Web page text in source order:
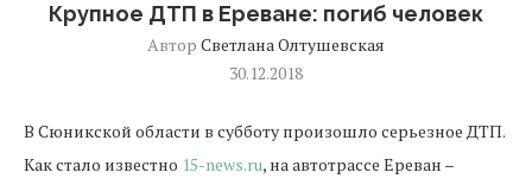
Крупное ДТП в Ереване: погиб человек
Автор Светлана Олтушевская
30.12.2018
В Сюникской области в субботу произошло серьезное ДТП.
Как стало известно 15-news.ru, на автотрассе Ереван –